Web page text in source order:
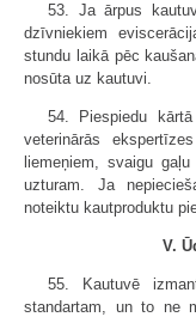
53. Ja ārpus
dzīvniekiem
stundu laikā pēc
nosūta uz kautuvi.
54. Piespiedu
veterinārās
liemeņiem, svaigu
uzturam. Ja
noteiktu kautproduktu
V.
55. Kautuvē
standartam, un to ne